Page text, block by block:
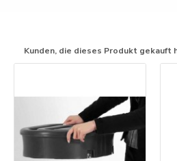
Kunden, die dieses Produkt gekauft